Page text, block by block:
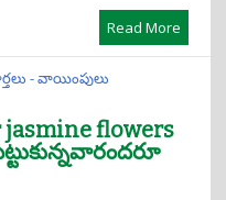
Read More
- వాయింపులు
jasmine flowers